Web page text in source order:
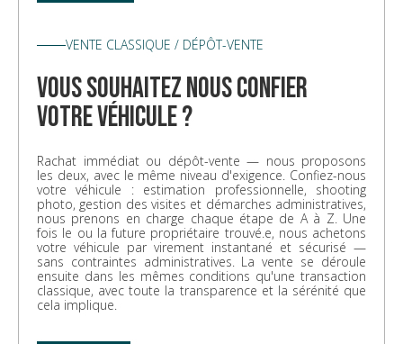
VENTE CLASSIQUE / DÉPÔT-VENTE
vous souhaitez nous confier
votre véhicule ?
Rachat immédiat ou dépôt-vente — nous proposons
les deux, avec le même niveau d'exigence. Confiez-nous
votre véhicule : estimation professionnelle, shooting
photo, gestion des visites et démarches administratives,
nous prenons en charge chaque étape de A à Z. Une
fois le ou la future propriétaire trouvé.e, nous achetons
votre véhicule par virement instantané et sécurisé —
sans contraintes administratives. La vente se déroule
ensuite dans les mêmes conditions qu'une transaction
classique, avec toute la transparence et la sérénité que
cela implique.